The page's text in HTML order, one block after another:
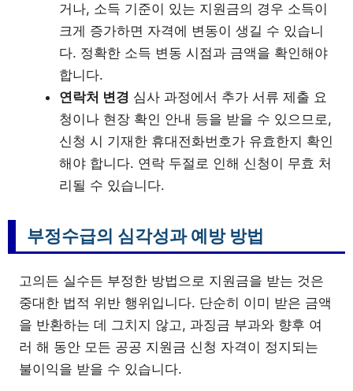
거나, 소득 기준이 있는 지원금의 경우 소득이
크게 증가하면 자격에 변동이 생길 수 있습니
다. 정확한 소득 변동 시점과 금액을 확인해야
합니다.
연락처 변경 심사 과정에서 추가 서류 제출 요
청이나 현장 확인 안내 등을 받을 수 있으므로,
신청 시 기재한 휴대전화번호가 유효한지 확인
해야 합니다. 연락 두절로 인해 신청이 무효 처
리될 수 있습니다.
부정수급의 심각성과 예방 방법
고의든 실수든 부정한 방법으로 지원금을 받는 것은
중대한 법적 위반 행위입니다. 단순히 이미 받은 금액
을 반환하는 데 그치지 않고, 과징금 부과와 향후 여
러 해 동안 모든 공공 지원금 신청 자격이 정지되는
불이익을 받을 수 있습니다.